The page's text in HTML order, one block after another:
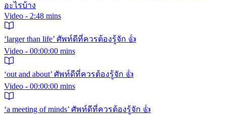
อะไรบ้าง
Video - 2:48 mins
‘larger than life’ ศัพท์ดีที่ควรต้องรู้จัก 👍
Video - 00:00:00 mins
‘out and about’ ศัพท์ดีที่ควรต้องรู้จัก 👍
Video - 00:00:00 mins
‘a meeting of minds’ ศัพท์ดีที่ควรต้องรู้จัก 👍